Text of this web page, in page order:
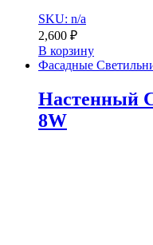
SKU: n/a
2,600 ₽
В корзину
Фасадные
Настенный
8W